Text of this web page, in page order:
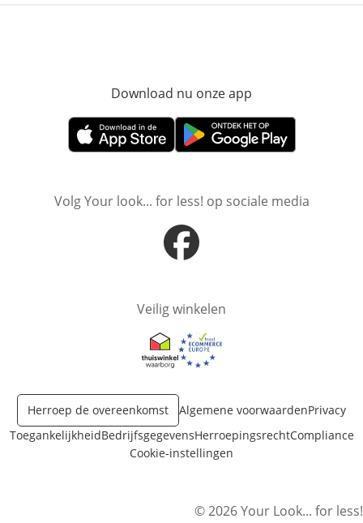
Download nu onze app
Opent in nieuw vensterOpent in nieuw venster
Volg Your look... for less! op sociale media
Opent in nieuw venster
Veilig winkelen
Opent in nieuw venster
Opent in nieuw venster
Herroep de overeenkomst Algemene voorwaardenPrivacy
ToegankelijkheidBedrijfsgegevensHerroepingsrechtCompliance
Cookie-instellingen
© 2026 Your Look... for less!